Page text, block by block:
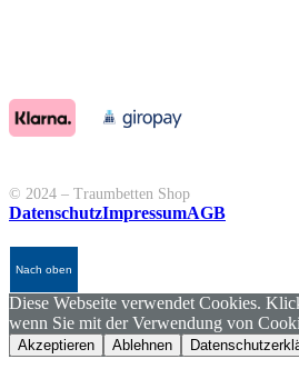
© 2024 – Traumbetten Shop
DatenschutzImpressumAGB
Nach oben
Diese Webseite verwendet Cookies.
wenn Sie mit der Verwendung von
Akzeptieren Ablehnen